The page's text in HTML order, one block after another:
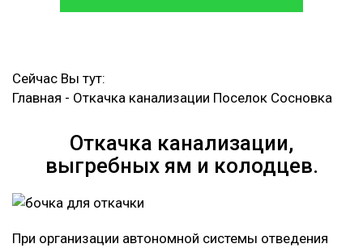
Сейчас Вы тут:
Главная - Откачка канализации Поселок Сосновка
Откачка канализации,
выгребных ям и колодцев.
При организации автономной системы отведения